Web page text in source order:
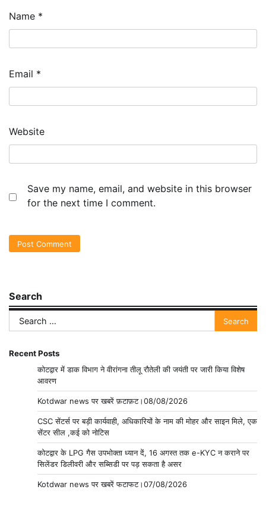
Name *
Email *
Website
Save my name, email, and website in this browser
for the next time I comment.
Search
Search
for:
Recent Posts
कोटद्वार में डाक विभाग ने वीरांगना तीलू रौतेली की जयंती पर जारी किया विशेष
आवरण
Kotdwar news पर खबरें फ़टाफ़ट।08/08/2026
CSC सेंटर्स पर बड़ी कार्यवाही, अधिकारियों के नाम की मोहर और साइन मिले, एक
सेंटर सील ,कई को नोटिस
कोटद्वार के LPG गैस उपभोक्ता ध्यान दें, 16 अगस्त तक e-KYC न कराने पर
सिलेंडर डिलीवरी और सब्सिडी पर पड़ सकता है असर
Kotdwar news पर खबरें फटाफट।07/08/2026